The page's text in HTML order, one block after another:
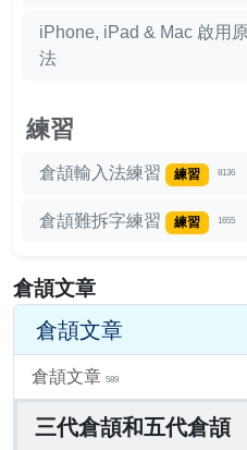
iPhone, iPad & Mac 啟用
法
練習
倉頡輸入法練習 練習 8136
倉頡難拆字練習 練習 1655
倉頡文章
倉頡文章
倉頡文章 589
三代倉頡和五代倉頡